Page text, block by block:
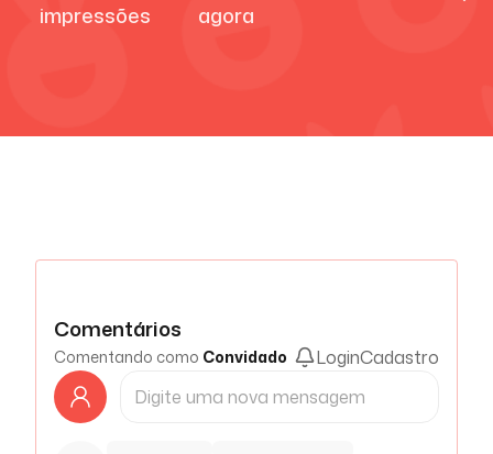
impressões
agora
Comentários
Comentando como Convidado LoginCadastro